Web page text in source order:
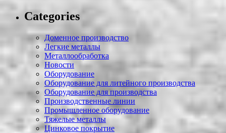
Categories
Доменное производство
Легкие металлы
Металлообработка
Новости
Оборудование
Оборудование для литейного производства
Оборудование для производства
Производственные линии
Промышленное оборудование
Тяжелые металлы
Цинковое покрытие